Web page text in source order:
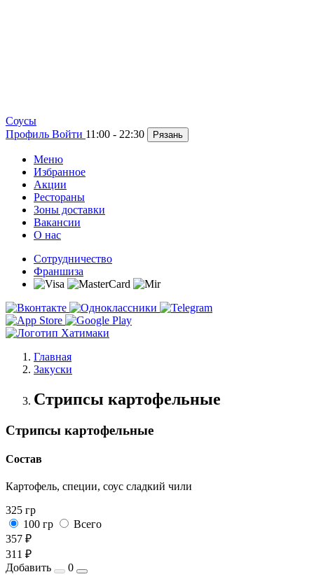
Cоусы
Профиль Войти 11:00 - 22:30 Рязань
Меню
Избранное
Акции
Рестораны
Зоны доставки
Вакансии
О нас
Сотрудничество
Франшиза
Главная
Закуски
Стрипсы картофельные
Стрипсы картофельные
Состав
Картофель, специи, соус сладкий чили
325 гр
100 гр
Всего
357 ₽
311 ₽
Добавить
0